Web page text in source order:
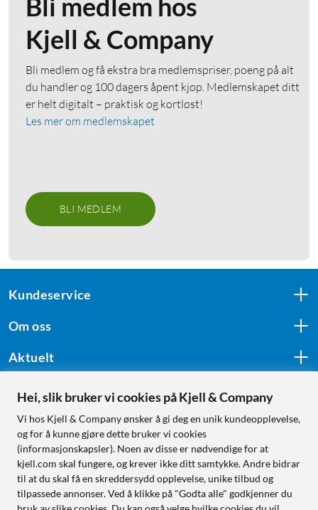
Bli medlem hos
Kjell & Company
Bli medlem og få ekstra bra medlemspriser, poeng på alt
du handler og 100 dagers åpent kjøp. Medlemskapet ditt
er helt digitalt – praktisk og kortløst!
Les mer om medlemskapet
BLI MEDLEM
Kundeservice
Om oss
Aktuelt
Følg oss
Handle fra:
Sverige
Hei, slik bruker vi cookies på Kjell & Company
Vi hos Kjell & Company ønsker å gi deg en unik kundeopplevelse,
og for å kunne gjøre dette bruker vi cookies
(informasjonskapsler). Noen av disse er nødvendige for at
kjell.com skal fungere, og krever ikke ditt samtykke. Andre bidrar
til at du skal få en skreddersydd opplevelse, unike tilbud og
tilpassede annonser. Ved å klikke på "Godta alle" godkjenner du